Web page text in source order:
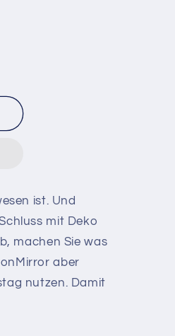
ist. Und
mit Deko
machen Sie was
aber
nutzen. Damit